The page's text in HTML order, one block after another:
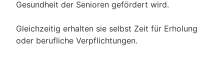
Gesundheit der Senioren gefördert wird.
Gleichzeitig erhalten sie selbst Zeit für Erholung
oder berufliche Verpflichtungen.